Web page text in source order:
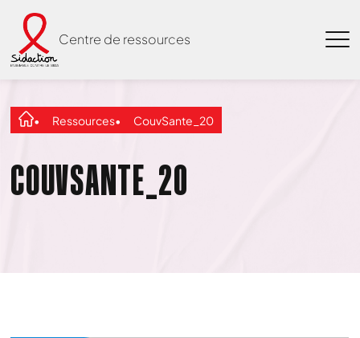
Centre de ressources
Ressources CouvSante_20
COUVSANTE_20